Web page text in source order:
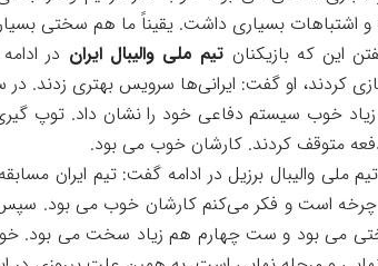
اشتباهات بسیاری داشت. یقیناً ما هم سختی
این که بازیکنان تیم ملی والیبال ایران در
بازی کردند، او گفت: ایرانی‌ها سرویس بهتری
زیاد خوب سیستم دفاعی خود را نشان داد. توپ
متوقف کردند. کارشان خوب می بود.
ملی والیبال برزیل در ادامه گفت: تیم ایران
است و فکر می‌کنم کارشان خوب می بود. سپس
می بود و ست چهارم هم زیاد سخت می بود.